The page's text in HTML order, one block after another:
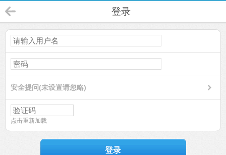
登录
安全提问(未设置请忽略)
点击重新加载
登录